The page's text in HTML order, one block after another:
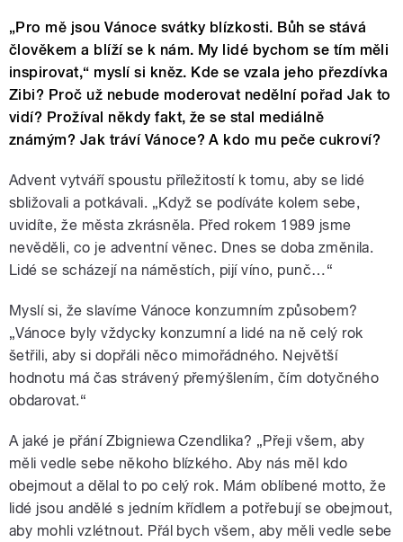
„Pro mě jsou Vánoce svátky blízkosti. Bůh se stává
člověkem a blíží se k nám. My lidé bychom se tím měli
inspirovat,“ myslí si kněz. Kde se vzala jeho přezdívka
Zibi? Proč už nebude moderovat nedělní pořad Jak to
vidí? Prožíval někdy fakt, že se stal mediálně
známým? Jak tráví Vánoce? A kdo mu peče cukroví?
Advent vytváří spoustu příležitostí k tomu, aby se lidé
sbližovali a potkávali. „Když se podíváte kolem sebe,
uvidíte, že města zkrásněla. Před rokem 1989 jsme
nevěděli, co je adventní věnec. Dnes se doba změnila.
Lidé se scházejí na náměstích, pijí víno, punč…“
Myslí si, že slavíme Vánoce konzumním způsobem?
„Vánoce byly vždycky konzumní a lidé na ně celý rok
šetřili, aby si dopřáli něco mimořádného. Největší
hodnotu má čas strávený přemýšlením, čím dotyčného
obdarovat.“
A jaké je přání Zbigniewa Czendlika? „Přeji všem, aby
měli vedle sebe někoho blízkého. Aby nás měl kdo
obejmout a dělal to po celý rok. Mám oblíbené motto, že
lidé jsou andělé s jedním křídlem a potřebují se obejmout,
aby mohli vzlétnout. Přál bych všem, aby měli vedle sebe